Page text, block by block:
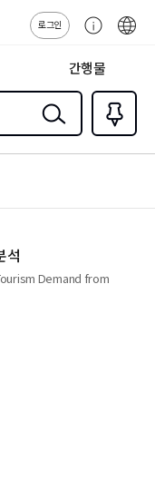
로그인
센
간행물
검색
즐겨찾
기0
석
Demand from